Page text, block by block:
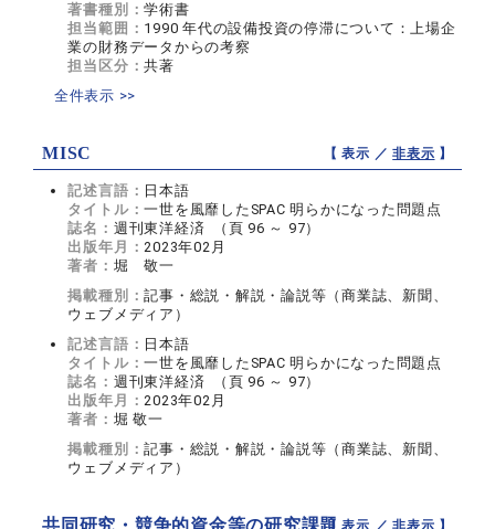
著書種別：学術書
担当範囲： 1990 年代の設備投資の停滞について：上場企
業の財務データからの考察
担当区分：共著
全件表示 >>
MISC 【 表示 ／非表示 】
記述言語： 日本語
タイトル：一世を風靡したSPAC 明らかになった問題点
誌名： 週刊東洋経済 （頁 96 ～ 97）
出版年月：2023年02月
著者： 堀 敬一
掲載種別：記事・総説・解説・論説等（商業誌、新聞、
ウェブメディア）
記述言語： 日本語
タイトル：一世を風靡したSPAC 明らかになった問題点
誌名： 週刊東洋経済 （頁 96 ～ 97）
出版年月：2023年02月
著者： 堀 敬一
掲載種別：記事・総説・解説・論説等（商業誌、新聞、
ウェブメディア）
共同研究・競争的資金等の研究課題【 表示 ／非表示 】